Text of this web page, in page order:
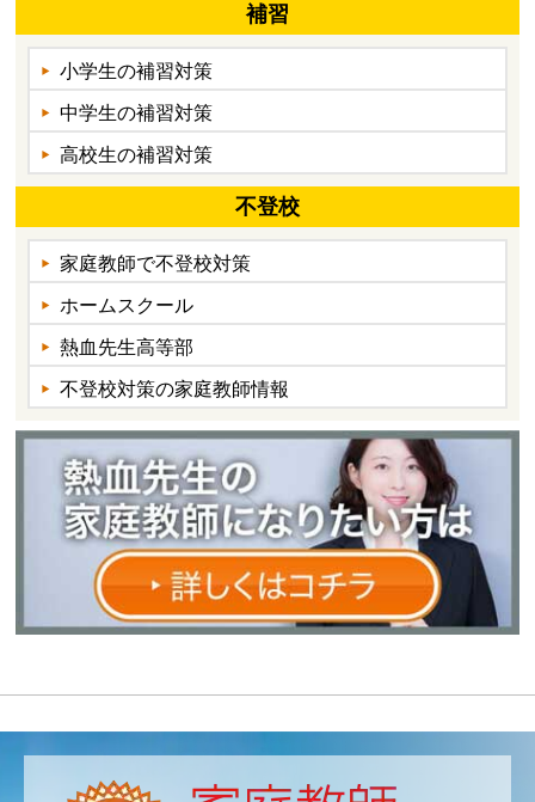
補習
小学生の補習対策
中学生の補習対策
高校生の補習対策
不登校
家庭教師で不登校対策
ホームスクール
熱血先生高等部
不登校対策の家庭教師情報